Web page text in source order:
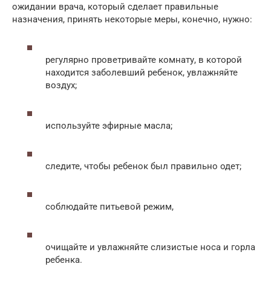
ожидании врача, который сделает правильные
назначения, принять некоторые меры, конечно, нужно:
регулярно проветривайте комнату, в которой
находится заболевший ребенок, увлажняйте
воздух;
используйте эфирные масла;
следите, чтобы ребенок был правильно одет;
соблюдайте питьевой режим,
очищайте и увлажняйте слизистые носа и горла
ребенка.